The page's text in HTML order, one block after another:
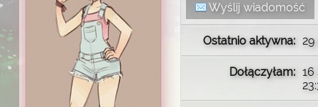
Wyślij wiadomość
Ostatnio aktywna: 29
Dołączyłam: 16